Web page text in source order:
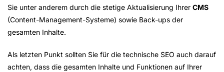
Sie unter anderem durch die stetige Aktualisierung Ihrer CMS
(Content-Management-Systeme) sowie Back-ups der
gesamten Inhalte.
Als letzten Punkt sollten Sie für die technische SEO auch darauf
achten, dass die gesamten Inhalte und Funktionen auf Ihrer